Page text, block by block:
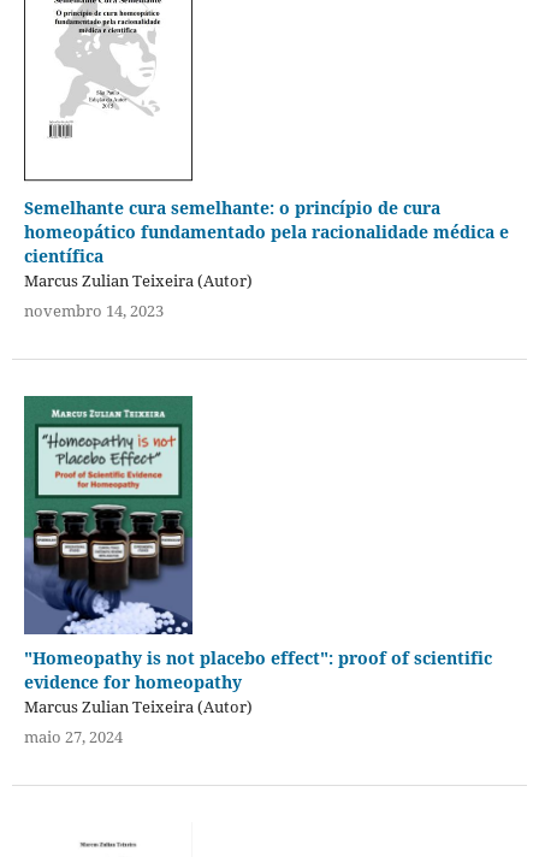
Semelhante cura semelhante: o princípio de cura
homeopático fundamentado pela racionalidade médica e
científica
Marcus Zulian Teixeira (Autor)
novembro 14, 2023
"Homeopathy is not placebo effect": proof of scientific
evidence for homeopathy
Marcus Zulian Teixeira (Autor)
maio 27, 2024